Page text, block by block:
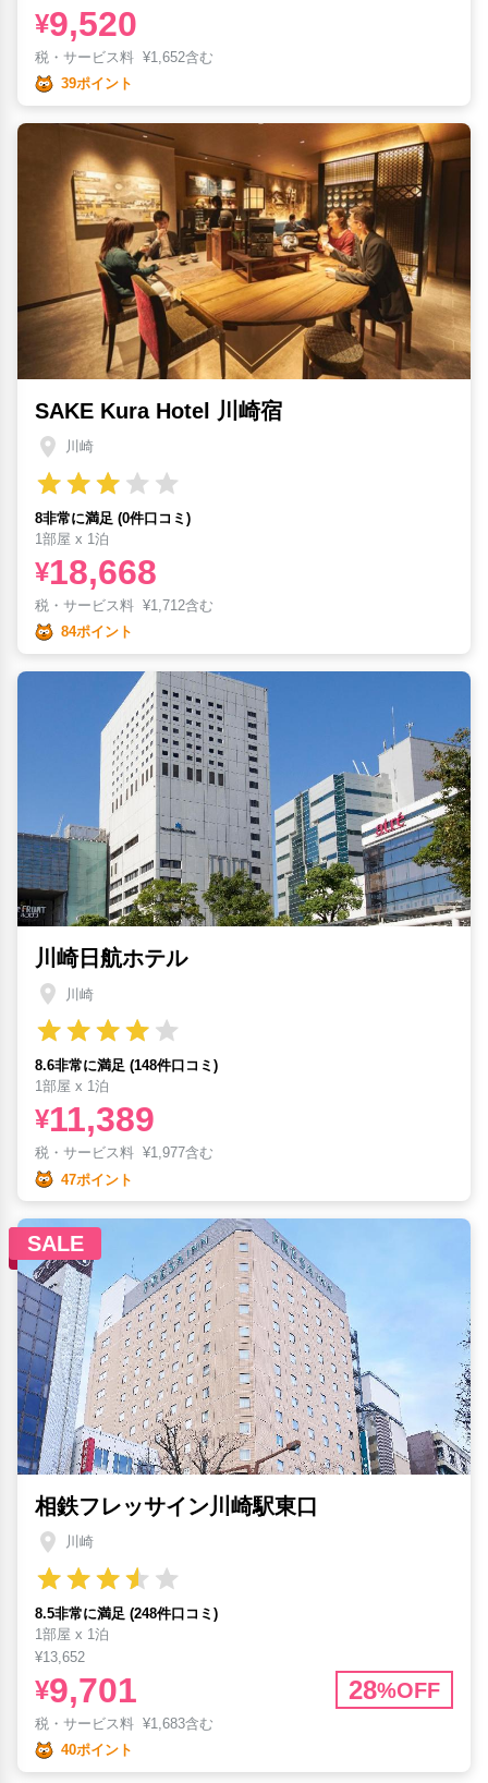
¥9,520
税・サービス料 ¥1,652含む
39ポイント
SAKE Kura Hotel 川崎宿
川崎
8非常に満足 (0件口コミ)
1部屋 x 1泊
¥18,668
税・サービス料 ¥1,712含む
84ポイント
川崎日航ホテル
川崎
8.6非常に満足 (148件口コミ)
1部屋 x 1泊
¥11,389
税・サービス料 ¥1,977含む
47ポイント
SALE
相鉄フレッサイン川崎駅東口
川崎
8.5非常に満足 (248件口コミ)
1部屋 x 1泊
¥13,652
¥9,701 28%OFF
税・サービス料 ¥1,683含む
40ポイント